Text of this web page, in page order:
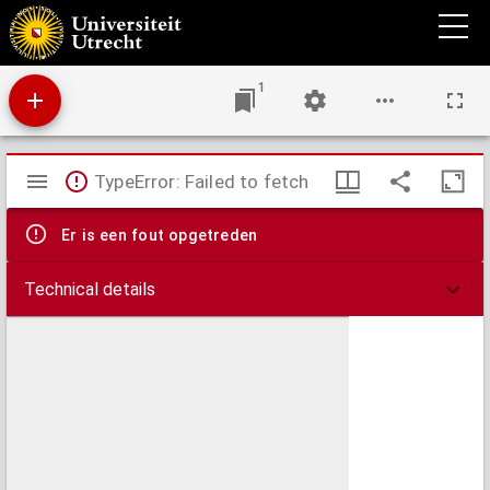
Beschrijving van onze tien inrichtingen naar aanleiding der hierbijgaande teekeningen
1
Mirador
viewer
TypeError: Failed to fetch
Er is een fout opgetreden
Technical details